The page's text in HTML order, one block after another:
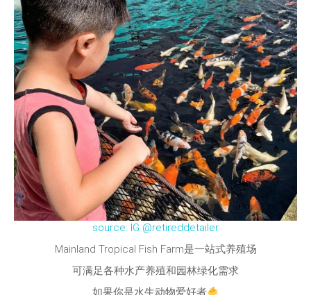
source: IG @retireddetailer
Mainland Tropical Fish Farm是一站式养殖场
可满足各种水产养殖和园林绿化需求
如果你是水生动物爱好者